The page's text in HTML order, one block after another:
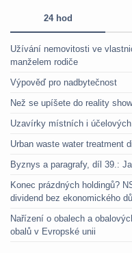
24 hod
Užívání nemovitosti ve
manželem rodiče
Výpověď pro nadbytečnost
Než se upíšete do reality show
Uzavírky místních i
Urban waste water treatment
Byznys a paragrafy, díl 39.:
Konec prázdných holdingů?
dividend bez ekonomického
Nařízení o obalech a
obalů v Evropské unii